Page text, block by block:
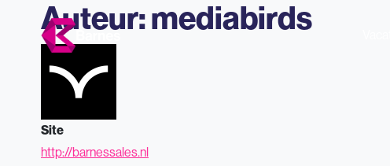
Auteur:mediabirds
Site
http://barnessales.nl